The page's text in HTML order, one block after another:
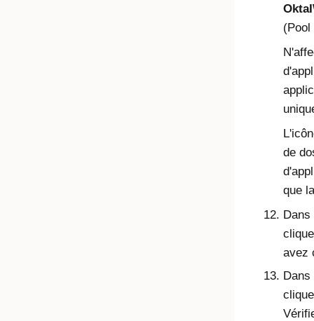
(Pool
de
que
avez